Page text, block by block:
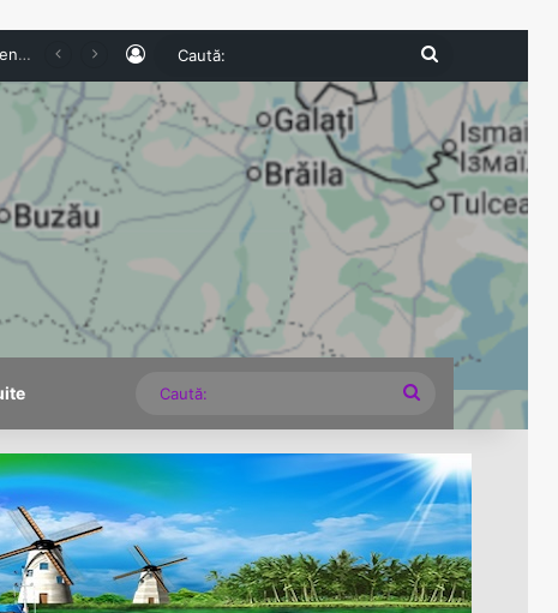
Turismul intern pierde teren în 2026. Numărul românilor cazați în unitățile turistice a scăzut cu 6,8% în primul semestru Log In Caută:
Caută: